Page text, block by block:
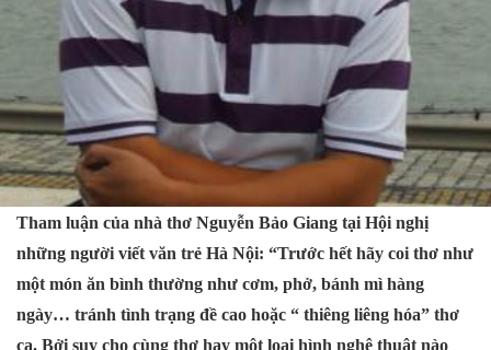
Tham luận của nhà thơ Nguyễn Bảo Giang tại Hội nghị
những người viết văn trẻ Hà Nội: “Trước hết hãy coi thơ như
một món ăn bình thường như cơm, phở, bánh mì hàng
ngày… tránh tình trạng đề cao hoặc “ thiêng liêng hóa” thơ
ca. Bởi suy cho cùng thơ hay một loại hình nghệ thuật nào